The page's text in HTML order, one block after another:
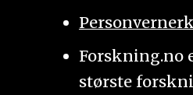
Forskning.no
største